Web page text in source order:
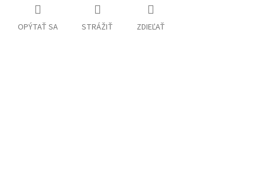
OPÝTAŤ SA STRÁŽIŤ ZDIEĽAŤ